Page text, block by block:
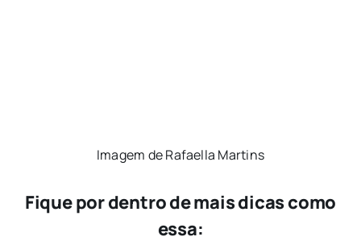
Imagem de Rafaella Martins
Fique por dentro de mais dicas como
essa: